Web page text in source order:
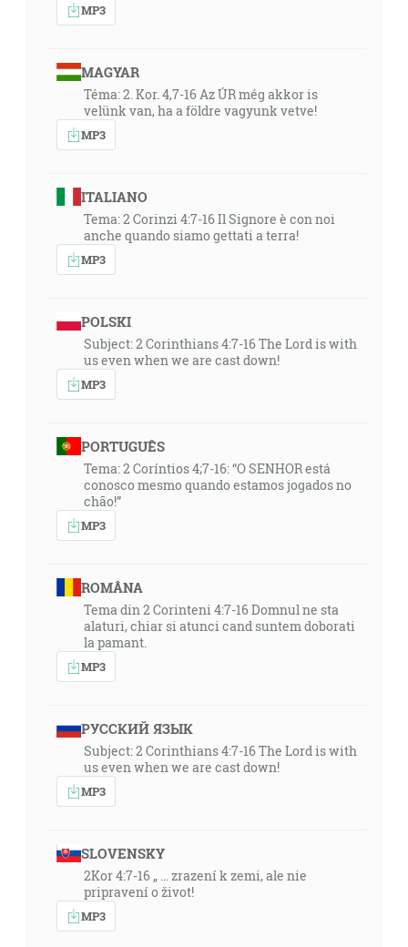
MP3
MAGYAR
Téma: 2. Kor. 4,7-16 Az ÚR még akkor is
velünk van, ha a földre vagyunk vetve!
MP3
ITALIANO
Tema: 2 Corinzi 4:7-16 Il Signore è con noi
anche quando siamo gettati a terra!
MP3
POLSKI
Subject: 2 Corinthians 4:7-16 The Lord is with
us even when we are cast down!
MP3
PORTUGUÊS
Tema: 2 Coríntios 4;7-16: “O SENHOR está
conosco mesmo quando estamos jogados no
chão!”
MP3
ROMÂNA
Tema din 2 Corinteni 4:7-16 Domnul ne sta
alaturi, chiar si atunci cand suntem doborati
la pamant.
MP3
РУССКИЙ ЯЗЫК
Subject: 2 Corinthians 4:7-16 The Lord is with
us even when we are cast down!
MP3
SLOVENSKY
2Kor 4:7-16 „ … zrazení k zemi, ale nie
pripravení o život!
MP3